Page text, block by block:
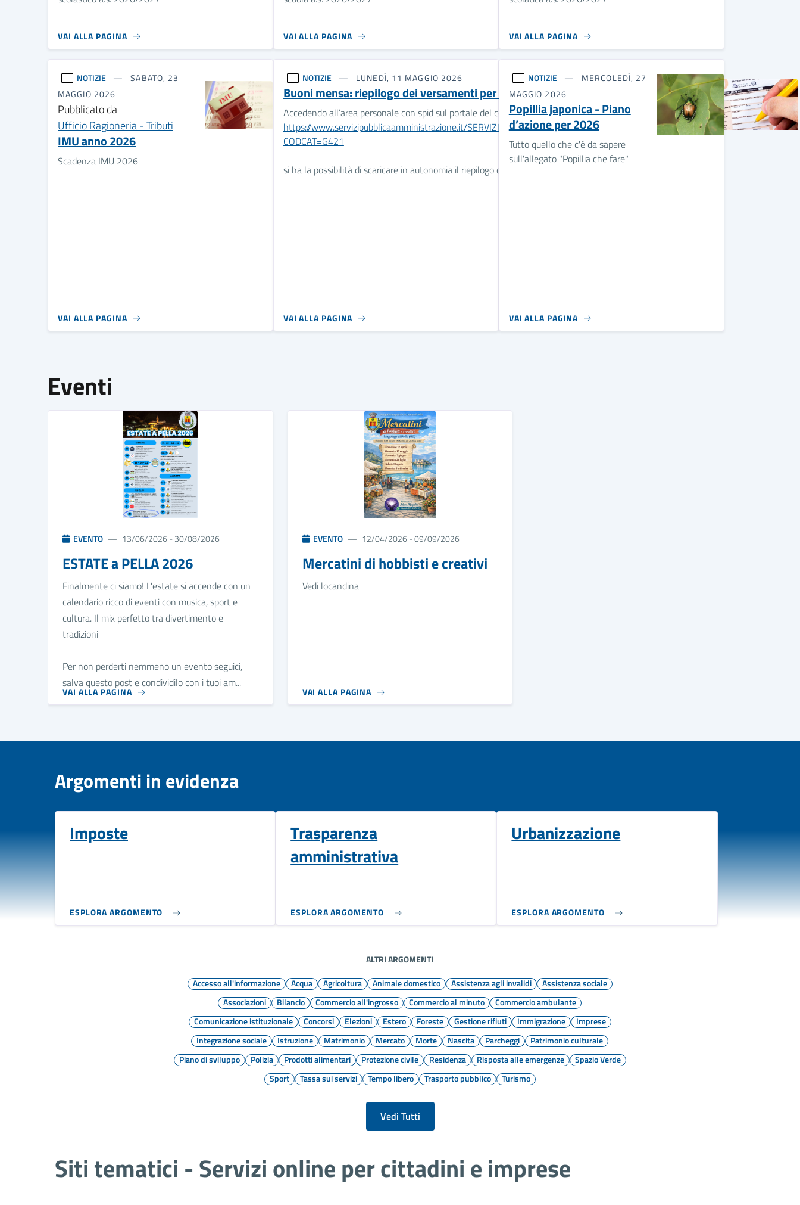
VAI ALLA PAGINA VAI ALLA PAGINA VAI ALLA PAGINA
NOTIZIE
SABATO, 23
MAGGIO 2026
Pubblicato da
Ufficio Ragioneria - Tributi
IMU anno 2026
Scadenza IMU 2026
VAI ALLA PAGINA
NOTIZIE LUNEDÌ, 11 MAGGIO 2026
Buoni mensa: riepilogo dei versamenti per dichiarazione del 730
Accedendo all’area personale con spid sul portale del contribuente al seguente link
https://www.servizipubblicaamministrazione.it/SERVIZI/PORTALECONTRIBUENTE/HomePNRR.aspx?
CODCAT=G421
si ha la possibilità di scaricare in autonomia il riepilogo dei versamenti per la dichiarazione del 730
VAI ALLA PAGINA
NOTIZIE
MERCOLEDÌ, 27
MAGGIO 2026
Popillia japonica - Piano
d’azione per 2026
Tutto quello che c'è da sapere
sull'allegato "Popillia che fare"
VAI ALLA PAGINA
Eventi
EVENTO 13/06/2026 - 30/08/2026
ESTATE a PELLA 2026
Finalmente ci siamo! L'estate si accende con un
calendario ricco di eventi con musica, sport e
cultura. Il mix perfetto tra divertimento e
tradizioni
Per non perderti nemmeno un evento seguici,
salva questo post e condividilo con i tuoi am...
VAI ALLA PAGINA
EVENTO 12/04/2026 - 09/09/2026
Mercatini di hobbisti e creativi
Vedi locandina
VAI ALLA PAGINA
Argomenti in evidenza
Imposte
ESPLORA ARGOMENTO
Trasparenza
amministrativa
ESPLORA ARGOMENTO
Urbanizzazione
ESPLORA ARGOMENTO
ALTRI ARGOMENTI
Accesso all'informazione
Acqua Agricoltura Animale domestico Assistenza agli invalidi
Assistenza sociale
Associazioni
Bilancio Commercio all'ingrosso Commercio al minuto
Commercio ambulante
Comunicazione istituzionale
Concorsi Elezioni Estero Foreste Gestione rifiuti Immigrazione
Imprese
Integrazione sociale
Istruzione Matrimonio Mercato Morte Nascita Parcheggi
Patrimonio culturale
Piano di sviluppo
Polizia Prodotti alimentari Protezione civile Residenza Risposta alle emergenze
Spazio Verde
Sport
Tassa sui servizi Tempo libero Trasporto pubblico Turismo
Vedi Tutti
Siti tematici - Servizi online per cittadini e imprese